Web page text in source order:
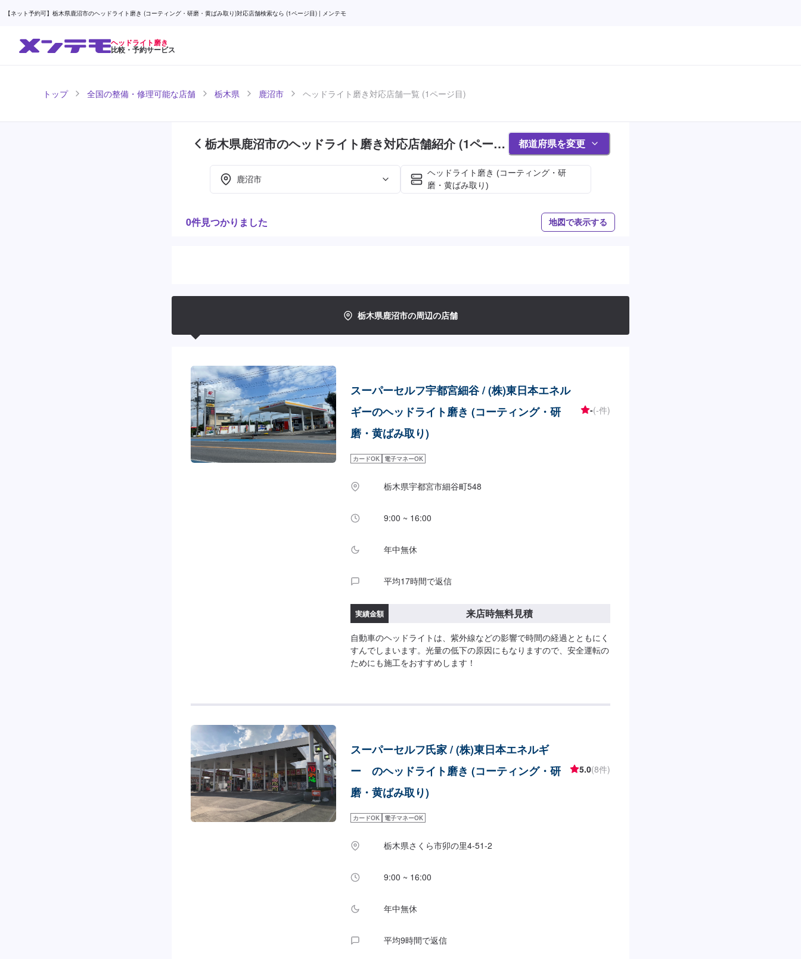
【ネット予約可】栃木県鹿沼市のヘッドライト磨き (コーティング・研磨・黄ばみ取り)対応店舗検索なら (1ページ目) | メンテモ
ヘッドライト磨き
比較・予約サービス
トップ 全国の整備・修理可能な店舗 栃木県 鹿沼市 ヘッドライト磨き対応店舗一覧 (1ページ目)
栃木県鹿沼市のヘッドライト磨き対応店舗紹介 (1ページ
目)
都道府県を変更
鹿沼市
ヘッドライト磨き (コーティング・研
磨・黄ばみ取り)
0件見つかりました 地図で表示する
栃木県鹿沼市の周辺の店舗
スーパーセルフ宇都宮細谷 / (株)東日本エネル
ギーのヘッドライト磨き (コーティング・研
磨・黄ばみ取り)
-(-件)
カードOK 電子マネーOK
栃木県宇都宮市細谷町548
9:00 ~ 16:00
年中無休
平均17時間で返信
実績金額 来店時無料見積
自動車のヘッドライトは、紫外線などの影響で時間の経過とともにく
すんでしまいます。光量の低下の原因にもなりますので、安全運転の
ためにも施工をおすすめします！
スーパーセルフ氏家 / (株)東日本エネルギ
ー のヘッドライト磨き (コーティング・研
磨・黄ばみ取り)
5.0(8件)
カードOK 電子マネーOK
栃木県さくら市卯の里4-51-2
9:00 ~ 16:00
年中無休
平均9時間で返信